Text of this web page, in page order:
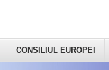
CONSILIUL EUROPEI